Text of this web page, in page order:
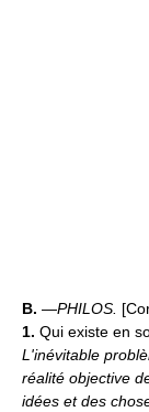
B. —PHILOS.
1. Qui existe en
L'inévitable
réalité objective
idées et des